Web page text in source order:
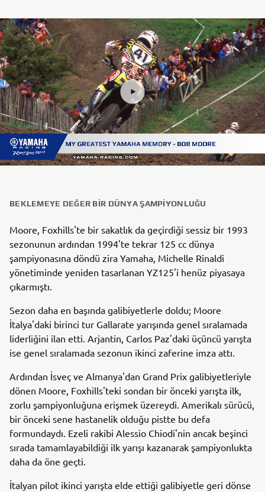
BEKLEMEYE DEĞER BIR DÜNYA ŞAMPIYONLUĞU
Moore, Foxhills'te bir sakatlık da geçirdiği sessiz bir 1993
sezonunun ardından 1994'te tekrar 125 cc dünya
şampiyonasına döndü zira Yamaha, Michelle Rinaldi
yönetiminde yeniden tasarlanan YZ125'i henüz piyasaya
çıkarmıştı.
Sezon daha en başında galibiyetlerle doldu; Moore
İtalya'daki birinci tur Gallarate yarışında genel sıralamada
liderliğini ilan etti. Arjantin, Carlos Paz'daki üçüncü yarışta
ise genel sıralamada sezonun ikinci zaferine imza attı.
Ardından İsveç ve Almanya'dan Grand Prix galibiyetleriyle
dönen Moore, Foxhills'teki sondan bir önceki yarışta ilk,
zorlu şampiyonluğuna erişmek üzereydi. Amerikalı sürücü,
bir önceki sene hastanelik olduğu pistte bu defa
formundaydı. Ezeli rakibi Alessio Chiodi'nin ancak beşinci
sırada tamamlayabildiği ilk yarışı kazanarak şampiyonlukta
daha da öne geçti.
İtalyan pilot ikinci yarışta elde ettiği galibiyetle geri dönse